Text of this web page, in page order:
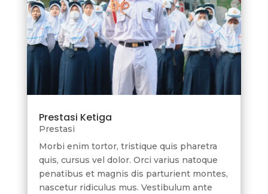
Prestasi Ketiga
Prestasi
Morbi enim tortor, tristique quis pharetra
quis, cursus vel dolor. Orci varius natoque
penatibus et magnis dis parturient montes,
nascetur ridiculus mus. Vestibulum ante